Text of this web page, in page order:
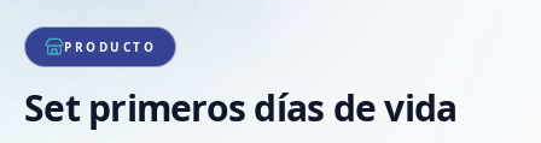
PRODUCTO
Set primeros días de vida